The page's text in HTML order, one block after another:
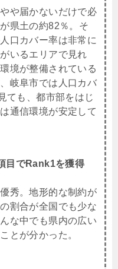
や届かないだけで必
県土の約82％。そ
口カバー率は非常に
いるエリアで見れ
境が整備されている
岐阜市では人口カバ
ても、都市部をはじ
通信環境が安定して
目でRank1を獲得
秀。地形的な制約が
割合が全国でも少な
な中でも県内の広い
とが分かった。